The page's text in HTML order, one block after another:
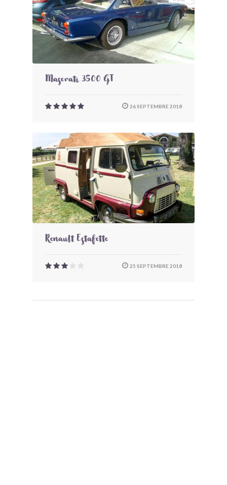
Maserati 3500 GT
26 SEPTEMBRE 2018
Renault Estafette
25 SEPTEMBRE 2018